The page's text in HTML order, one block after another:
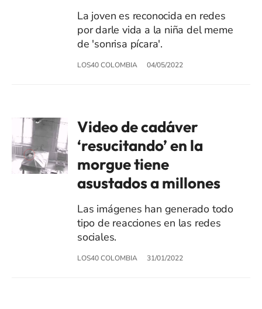
La joven es reconocida en redes
por darle vida a la niña del meme
de 'sonrisa pícara'.
LOS40 COLOMBIA 04/05/2022
Video de cadáver
‘resucitando’ en la
morgue tiene
asustados a millones
Las imágenes han generado todo
tipo de reacciones en las redes
sociales.
LOS40 COLOMBIA 31/01/2022